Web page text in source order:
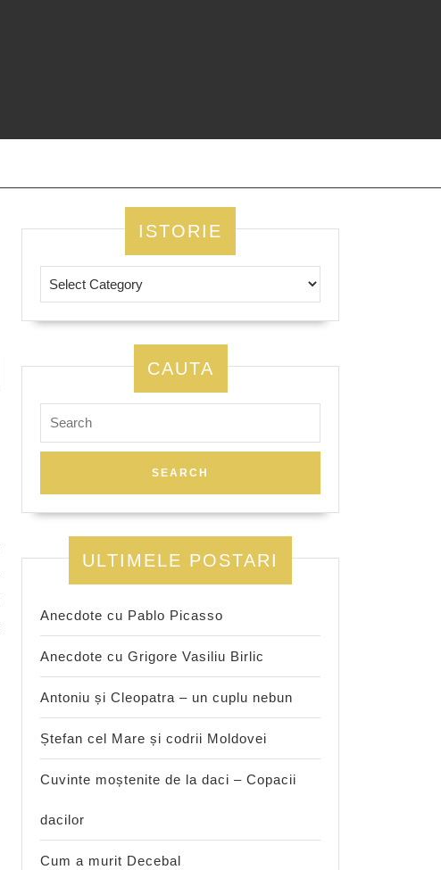
ISTORIE
CAUTA
for:
ULTIMELE POSTARI
Anecdote cu Pablo Picasso
Anecdote cu Grigore Vasiliu Birlic
Antoniu și Cleopatra – un cuplu nebun
Ștefan cel Mare și codrii Moldovei
Cuvinte moștenite de la daci – Copacii
dacilor
Cum a murit Decebal